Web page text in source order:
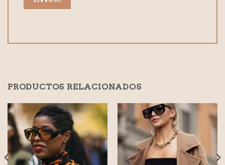
PRODUCTOS RELACIONADOS